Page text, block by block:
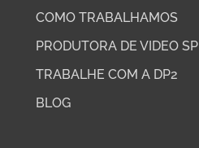
COMO TRABALHAMOS
PRODUTORA DE VIDEO SP
TRABALHE COM A DP2
BLOG